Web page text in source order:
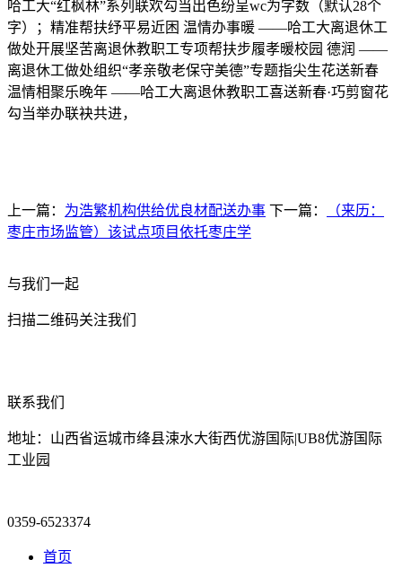
哈工大“红枫林”系列联欢勾当出色纷呈wc为字数（默认28个
字）；精准帮扶纾平易近困 温情办事暖 ——哈工大离退休工
做处开展坚苦离退休教职工专项帮扶步履孝暖校园 德润 ——
离退休工做处组织“孝亲敬老保守美德”专题指尖生花送新春
温情相聚乐晚年 ——哈工大离退休教职工喜送新春·巧剪窗花
勾当举办联袂共进，
上一篇： 为浩繁机构供给优良材配送办事 下一篇：
（来历：
枣庄市场监管）该试点项目依托枣庄学
与我们一起
扫描二维码关注我们
联系我们
地址：山西省运城市绛县涑水大街西优游国际|UB8优游国际
工业园
0359-6523374
首页